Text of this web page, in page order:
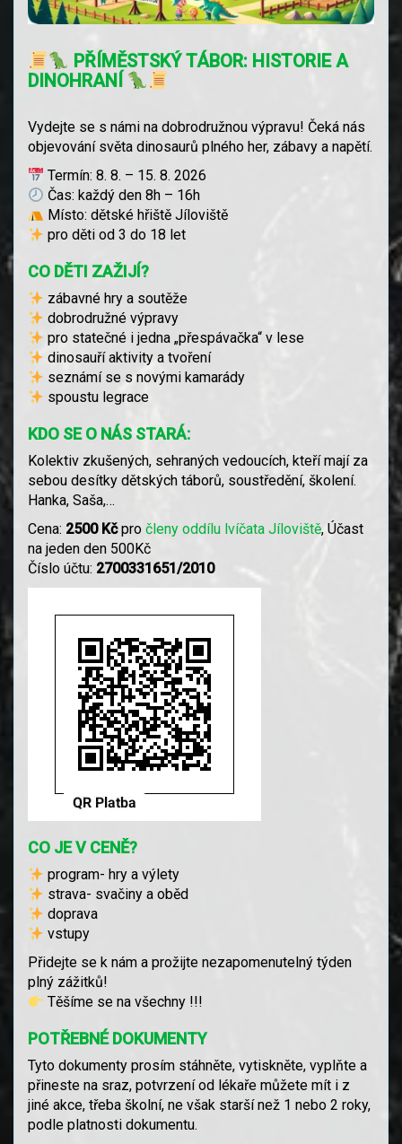
PŘÍMĚSTSKÝ TÁBOR: HISTORIE A
DINOHRANÍ
Vydejte se s námi na dobrodružnou výpravu! Čeká nás
objevování světa dinosaurů plného her, zábavy a napětí.
Termín: 8. 8. – 15. 8. 2026
Čas: každý den 8h – 16h
Místo: dětské hřiště Jíloviště
pro děti od 3 do 18 let
CO DĚTI ZAŽIJÍ?
zábavné hry a soutěže
dobrodružné výpravy
pro statečné i jedna „přespávačka“ v lese
dinosauří aktivity a tvoření
seznámí se s novými kamarády
spoustu legrace
KDO SE O NÁS STARÁ:
Kolektiv zkušených, sehraných vedoucích, kteří mají za
sebou desítky dětských táborů, soustředění, školení.
Hanka, Saša,…
Cena: 2500 Kčpro členy oddílu lvíčata Jíloviště, Účast
na jeden den 500Kč
Číslo účtu: 2700331651/2010
CO JE V CENĚ?
program- hry a výlety
strava- svačiny a oběd
doprava
vstupy
Přidejte se k nám a prožijte nezapomenutelný týden
plný zážitků!
Těšíme se na všechny !!!
POTŘEBNÉ DOKUMENTY
Tyto dokumenty prosím stáhněte, vytiskněte, vyplňte a
přineste na sraz, potvrzení od lékaře můžete mít i z
jiné akce, třeba školní, ne však starší než 1 nebo 2 roky,
podle platnosti dokumentu.